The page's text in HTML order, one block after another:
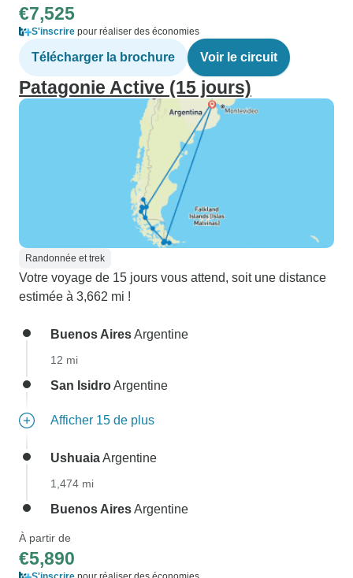
€7,525
S'inscrire pour réaliser des économies
Télécharger la brochure Voir le circuit
Patagonie Active (15 jours)
Randonnée et trek
Votre voyage de 15 jours vous attend, soit une distance
estimée à 3,662 mi !
Buenos AiresArgentine
12 mi
San IsidroArgentine
Afficher 15 de plus
UshuaiaArgentine
1,474 mi
Buenos AiresArgentine
À partir de
€5,890